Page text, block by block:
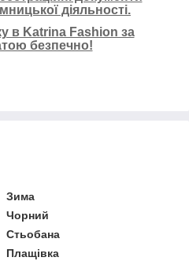
діяльності.
в Katrina Fashion за
безпечно!
Зима
Чорний
Стьобана
Плащівка